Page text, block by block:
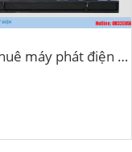
Cho thuê máy phát điện 700kva